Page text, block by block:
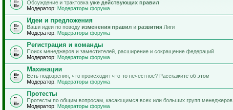
Обсуждение и трактовка уже действующих правил
Модератор: Модераторы форума
Идеи и предложения
Ваши идеи по поводу изменения правил и развития Лиги
Модератор: Модераторы форума
Регистрация и команды
Поиск менеджеров и заместителей, расширение и сокращение федераций
Модератор: Модераторы форума
Махинации
Есть подозрения, что происходит что-то нечестное? Расскажите об этом
Модератор: Модераторы форума
Протесты
Протесты по общим вопросам, касающимся всех или больших групп менеджеров
Модератор: Модераторы форума